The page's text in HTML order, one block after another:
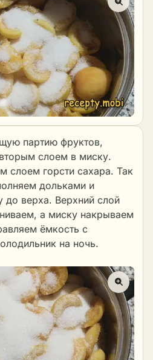
партию фруктов,
слоем в миску.
слоем горсти сахара. Так
дольками и
до верха. Верхний слой
а миску накрываем
ёмкость с
на ночь.